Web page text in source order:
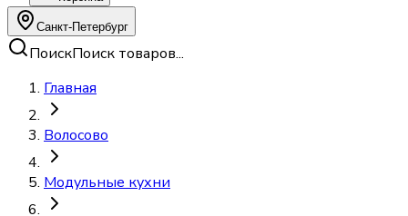
Санкт-Петербург
ПоискПоиск товаров...
Главная
Волосово
Модульные кухни